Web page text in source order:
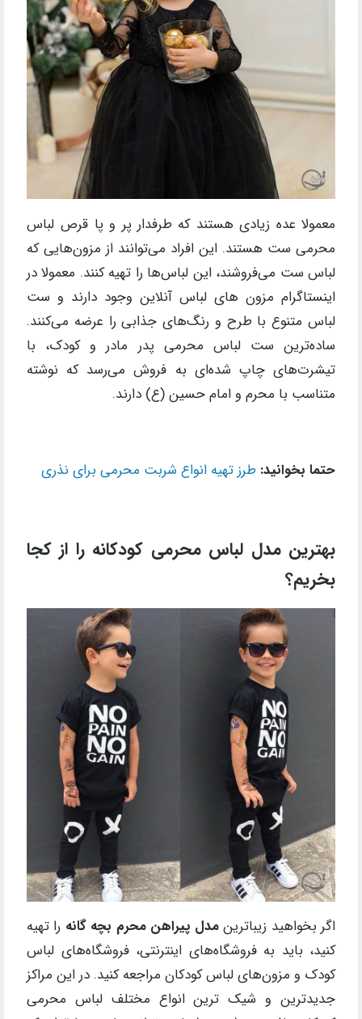
معمولا عده زیادی هستند که طرفدار پر و پا قرص لباس
محرمی ست هستند. این افراد می‌توانند از مزون‌هایی که
لباس ست می‌فروشند، این لباس‌ها را تهیه کنند. معمولا در
اینستاگرام مزون های لباس آنلاین وجود دارند و ست
لباس متنوع با طرح و رنگ‌های جذابی را عرضه می‌کنند.
ساده‌ترین ست لباس محرمی پدر مادر و کودک، با
تیشرت‌های چاپ شده‌ای به فروش می‌رسد که نوشته
متناسب با محرم و امام حسین (ع) دارند.
حتما بخوانید: طرز تهیه انواع شربت محرمی برای نذری
بهترین مدل لباس محرمی کودکانه را از کجا
بخریم؟
اگر بخواهید زیباترینمدل پیراهن محرم بچه گانه را تهیه
کنید، باید به فروشگاه‌های اینترنتی، فروشگاه‌های لباس
کودک و مزون‌های لباس کودکان مراجعه کنید. در این مراکز
جدیدترین و شیک ترین انواع مختلف لباس محرمی